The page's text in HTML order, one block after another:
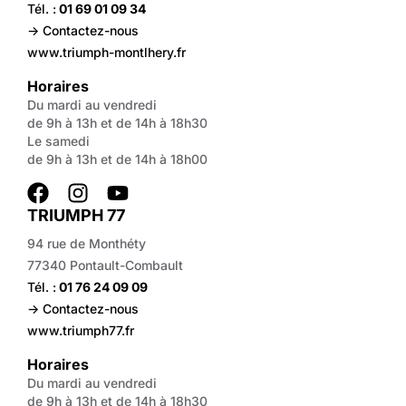
Tél. : 01 69 01 09 34
-> Contactez-nous
www.triumph-montlhery.fr
Horaires
Du mardi au vendredi
de 9h à 13h et de 14h à 18h30
Le samedi
de 9h à 13h et de 14h à 18h00
TRIUMPH 77
94 rue de Monthéty
77340 Pontault-Combault
Tél. : 01 76 24 09 09
-> Contactez-nous
www.triumph77.fr
Horaires
Du mardi au vendredi
de 9h à 13h et de 14h à 18h30